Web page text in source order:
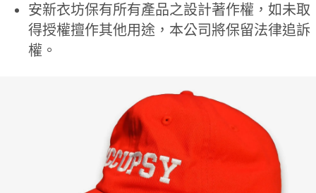
安新衣坊保有所有產品之設計著作權，如未取
得授權擅作其他用途，本公司將保留法律追訴
權。